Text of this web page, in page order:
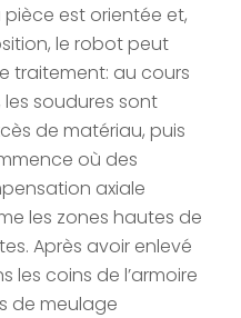
est orientée et,
le robot peut
traitement: au cours
soudures sont
de matériau, puis
où des
axiale
les zones hautes de
Après avoir enlevé
les coins de l’armoire
de meulage